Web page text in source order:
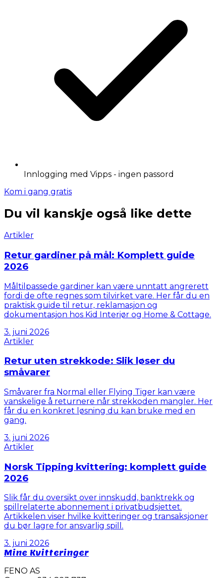
Innlogging med Vipps - ingen passord
Kom i gang gratis
Du vil kanskje også like dette
Artikler
Retur gardiner på mål: Komplett guide
2026
Måltilpassede gardiner kan være unntatt angrerett
fordi de ofte regnes som tilvirket vare. Her får du en
praktisk guide til retur, reklamasjon og
dokumentasjon hos Kid Interiør og Home & Cottage.
3. juni 2026
Artikler
Retur uten strekkode: Slik løser du
småvarer
Småvarer fra Normal eller Flying Tiger kan være
vanskelige å returnere når strekkoden mangler. Her
får du en konkret løsning du kan bruke med en
gang.
3. juni 2026
Artikler
Norsk Tipping kvittering: komplett guide
2026
Slik får du oversikt over innskudd, banktrekk og
spillrelaterte abonnement i privatbudsjettet.
Artikkelen viser hvilke kvitteringer og transaksjoner
du bør lagre for ansvarlig spill.
3. juni 2026
Mine Kvitteringer
FENO AS